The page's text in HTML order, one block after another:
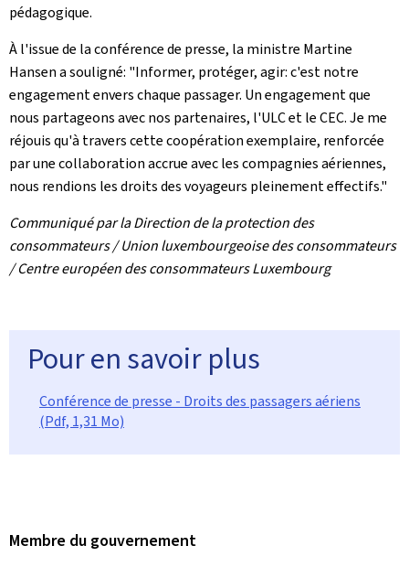
pédagogique.
À l'issue de la conférence de presse, la ministre Martine
Hansen a souligné: "Informer, protéger, agir: c'est notre
engagement envers chaque passager. Un engagement que
nous partageons avec nos partenaires, l'ULC et le CEC. Je me
réjouis qu'à travers cette coopération exemplaire, renforcée
par une collaboration accrue avec les compagnies aériennes,
nous rendions les droits des voyageurs pleinement effectifs."
Communiqué par la Direction de la protection des
consommateurs / Union luxembourgeoise des consommateurs
/ Centre européen des consommateurs Luxembourg
Pour en savoir plus
Conférence de presse - Droits des passagers aériens
(Pdf, 1,31 Mo)
Membre du gouvernement